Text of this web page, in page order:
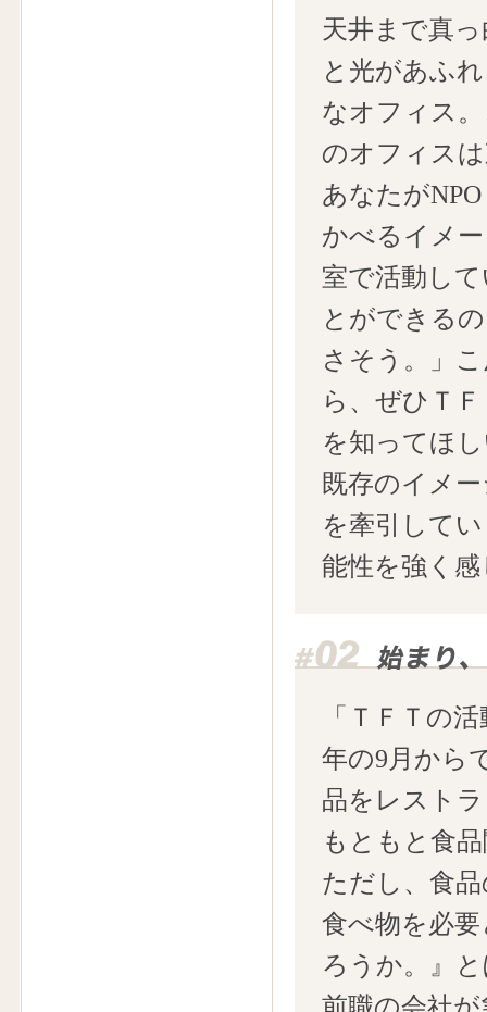
天井まで真
と光があふ
なオフィス
のオフィス
あなたが
かべるイメ
室で活動し
とができる
さそう。」
ら、ぜひＴ
を知ってほ
既存のイメ
を牽引して
能性を強く
「ＴＦＴの
年の9月から
品をレスト
もともと食
ただし、食
食べ物を必
ろうか。』
前職の会社